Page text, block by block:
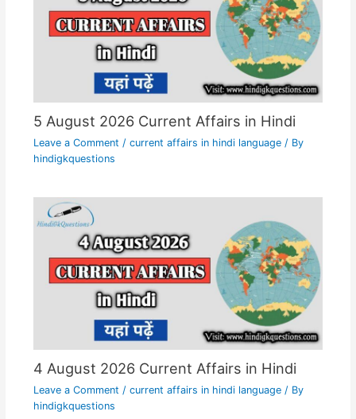
5 August 2026 Current Affairs in Hindi
Leave a Comment / current affairs in hindi language/ By
hindigkquestions
4 August 2026 Current Affairs in Hindi
Leave a Comment / current affairs in hindi language/ By
hindigkquestions